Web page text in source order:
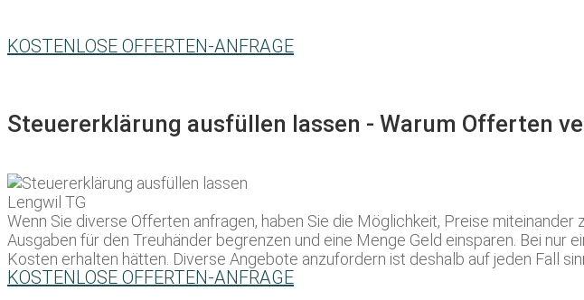
KOSTENLOSE OFFERTEN-ANFRAGE
Steuererklärung ausfüllen lassen - Warum Offerten
Wenn Sie diverse Offerten anfragen, haben Sie die Möglichkeit, Preise
Ausgaben für den Treuhänder begrenzen und eine Menge Geld einsparen. Bei
Kosten erhalten hätten. Diverse Angebote anzufordern ist deshalb auf jeden Fall
KOSTENLOSE OFFERTEN-ANFRAGE